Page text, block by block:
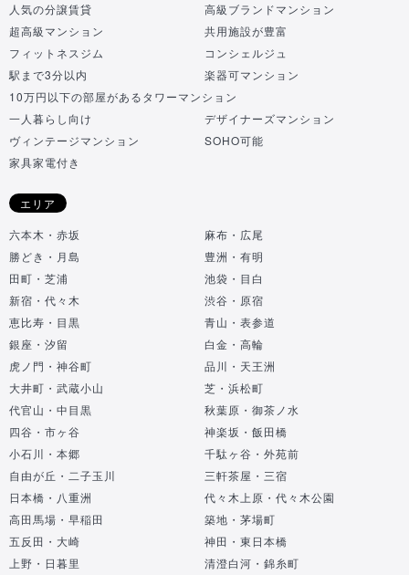
人気の分譲賃貸
高級ブランドマンション
超高級マンション
共用施設が豊富
フィットネスジム
コンシェルジュ
駅まで3分以内
楽器可マンション
10万円以下の部屋があるタワーマンション
一人暮らし向け
デザイナーズマンション
ヴィンテージマンション
SOHO可能
家具家電付き
エリア
六本木・赤坂
麻布・広尾
勝どき・月島
豊洲・有明
田町・芝浦
池袋・目白
新宿・代々木
渋谷・原宿
恵比寿・目黒
青山・表参道
銀座・汐留
白金・高輪
虎ノ門・神谷町
品川・天王洲
大井町・武蔵小山
芝・浜松町
代官山・中目黒
秋葉原・御茶ノ水
四谷・市ヶ谷
神楽坂・飯田橋
小石川・本郷
千駄ヶ谷・外苑前
自由が丘・二子玉川
三軒茶屋・三宿
日本橋・八重洲
代々木上原・代々木公園
高田馬場・早稲田
築地・茅場町
五反田・大崎
神田・東日本橋
上野・日暮里
清澄白河・錦糸町